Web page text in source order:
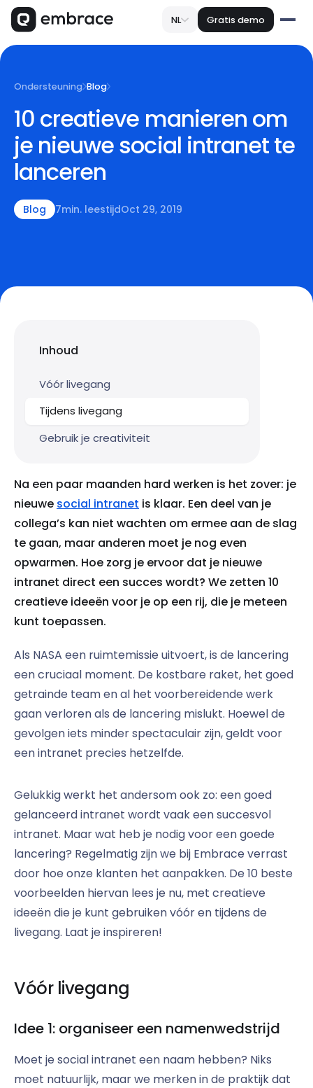
NL Gratis demo
Ondersteuning Blog
10 creatieve manieren om
je nieuwe social intranet te
lanceren
Blog 7min. leestijdOct 29, 2019
Inhoud
Vóór livegang
Tijdens livegang
Gebruik je creativiteit
Na een paar maanden hard werken is het zover: je
nieuwe social intranet is klaar. Een deel van je
collega’s kan niet wachten om ermee aan de slag
te gaan, maar anderen moet je nog even
opwarmen. Hoe zorg je ervoor dat je nieuwe
intranet direct een succes wordt? We zetten 10
creatieve ideeën voor je op een rij, die je meteen
kunt toepassen.
Als NASA een ruimtemissie uitvoert, is de lancering
een cruciaal moment. De kostbare raket, het goed
getrainde team en al het voorbereidende werk
gaan verloren als de lancering mislukt. Hoewel de
gevolgen iets minder spectaculair zijn, geldt voor
een intranet precies hetzelfde.
Gelukkig werkt het andersom ook zo: een goed
gelanceerd intranet wordt vaak een succesvol
intranet. Maar wat heb je nodig voor een goede
lancering? Regelmatig zijn we bij Embrace verrast
door hoe onze klanten het aanpakken. De 10 beste
voorbeelden hiervan lees je nu, met creatieve
ideeën die je kunt gebruiken vóór en tijdens de
livegang. Laat je inspireren!
Vóór livegang
Idee 1: organiseer een namenwedstrijd
Moet je social intranet een naam hebben? Niks
moet natuurlijk, maar we merken in de praktijk dat